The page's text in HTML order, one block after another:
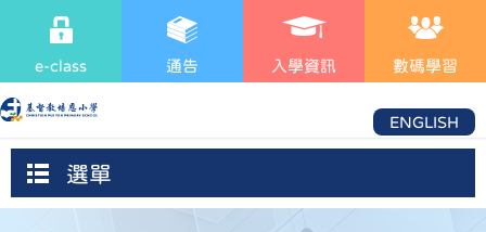
e-class 通告 入學資訊 數碼學習
ENGLISH
選單